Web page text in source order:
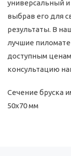
универсальный
выбрав его для
результаты. В
лучшие
доступным
консультацию
Сечение бруска
50x70 мм